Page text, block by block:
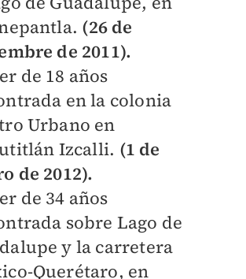
(26 de
de 2011).
de 18 años
en la colonia
Urbano en
Izcalli. (1 de
de 2012).
de 34 años
sobre Lago de
y la carretera
Querétaro, en